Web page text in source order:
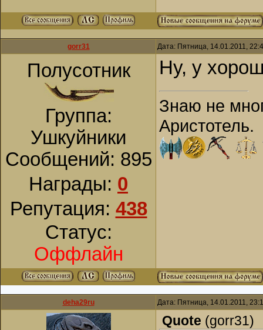
gorr31 Дата: Пятница, 14.01.2011,
Полусотник
Группа:
Ушкуйники
Сообщений: 895
Награды: 0
Репутация: 438
Статус:
Оффлайн
Ну, у
Знаю не
Аристотель.
deha29ru Дата: Пятница, 14.01.2011,
Quote (gorr31)